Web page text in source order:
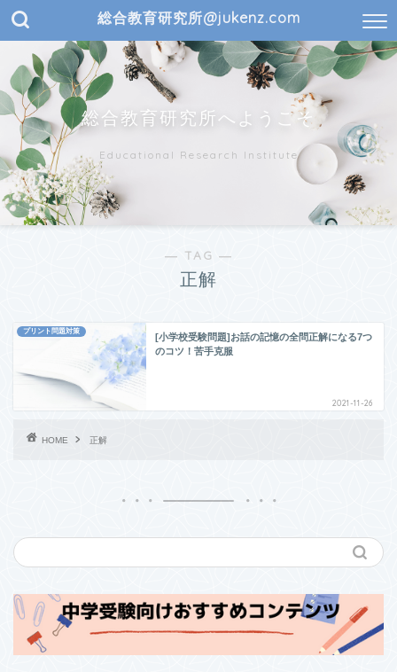
総合教育研究所@jukenz.com
総合教育研究所へようこそ
Educational Research Institute
― TAG ―
正解
プリント問題対策
[小学校受験問題]お話の記憶の全問正解になる7つ
のコツ！苦手克服
2021-11-26
HOME 正解